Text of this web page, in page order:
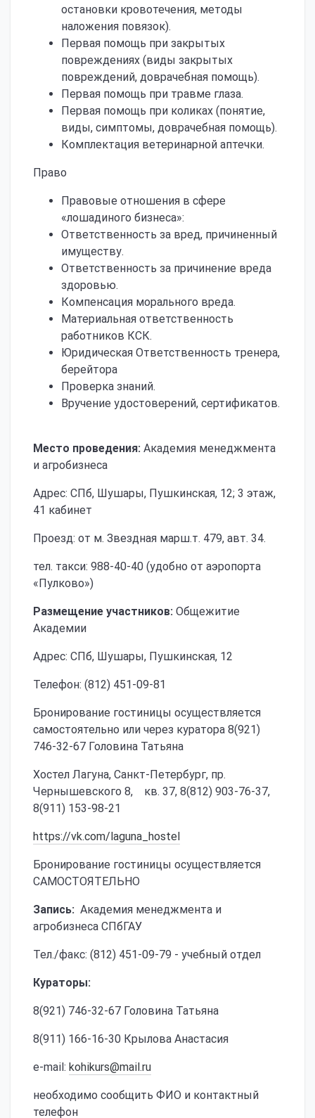
остановки кровотечения, методы
наложения повязок).
Первая помощь при закрытых
повреждениях (виды закрытых
повреждений, доврачебная помощь).
Первая помощь при травме глаза.
Первая помощь при коликах (понятие,
виды, симптомы, доврачебная помощь).
Комплектация ветеринарной аптечки.
Право
Правовые отношения в сфере
«лошадиного бизнеса»:
Ответственность за вред, причиненный
имуществу.
Ответственность за причинение вреда
здоровью.
Компенсация морального вреда.
Материальная ответственность
работников КСК.
Юридическая Ответственность тренера,
берейтора
Проверка знаний.
Вручение удостоверений, сертификатов.
Место проведения: Академия менеджмента
и агробизнеса
Адрес: СПб, Шушары, Пушкинская, 12; 3 этаж,
41 кабинет
Проезд: от м. Звездная марш.т. 479, авт. 34.
тел. такси: 988-40-40 (удобно от аэропорта
«Пулково»)
Размещение участников: Общежитие
Академии
Адрес: СПб, Шушары, Пушкинская, 12
Телефон: (812) 451-09-81
Бронирование гостиницы осуществляется
самостоятельно или через куратора 8(921)
746-32-67 Головина Татьяна
Хостел Лагуна, Санкт-Петербург, пр.
Чернышевского 8, кв. 37, 8(812) 903-76-37,
8(911) 153-98-21
https://vk.com/laguna_hostel
Бронирование гостиницы осуществляется
САМОСТОЯТЕЛЬНО
Запись: Академия менеджмента и
агробизнеса СПбГАУ
Тел./факс: (812) 451-09-79 - учебный отдел
Кураторы:
8(921) 746-32-67 Головина Татьяна
8(911) 166-16-30 Крылова Анастасия
e-mail: kohikurs@mail.ru
необходимо сообщить ФИО и контактный
телефон